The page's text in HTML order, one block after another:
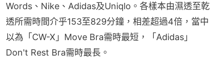
Words、Nike、Adidas及Uniqlo。各樣本由濕透至乾
透所需時間介乎153至829分鐘，相差超過4倍，當中
以為「CW-X」Move Bra需時最短，「Adidas」
Don't Rest Bra需時最長。